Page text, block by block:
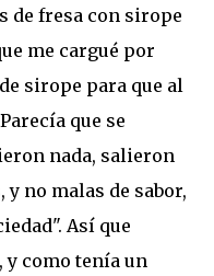
de fresa con sirope
me cargué por
sirope para que al
que se
nada, salieron
no malas de sabor,
Así que
y como tenía un